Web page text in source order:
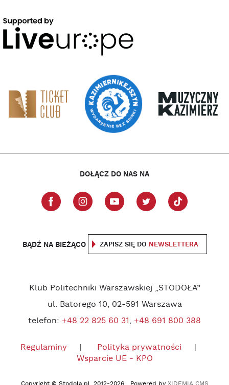
DOŁĄCZ DO NAS NA
BĄDŹ NA BIEŻĄCO ZAPISZ SIĘ DO NEWSLETTERA
Klub Politechniki Warszawskiej „STODOŁA”
ul. Batorego 10, 02-591 Warszawa
telefon: +48 22 825 60 31, +48 691 800 388
Regulaminy
Polityka prywatności
Wsparcie UE - KPO